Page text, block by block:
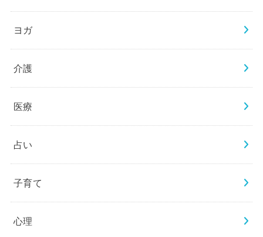
ヨガ
介護
医療
占い
子育て
心理